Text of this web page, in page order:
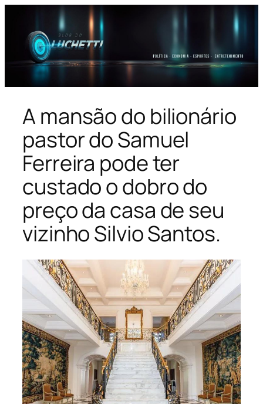
conteúdo
A mansão do bilionário
pastor do Samuel
Ferreira pode ter
custado o dobro do
preço da casa de seu
vizinho Silvio Santos.